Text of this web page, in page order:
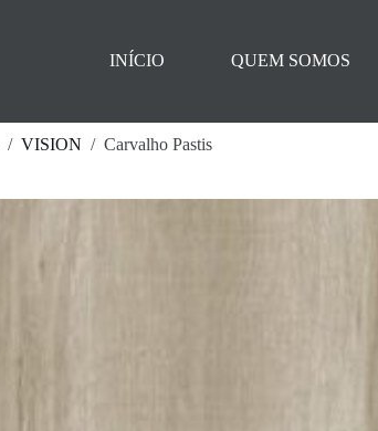
INÍCIO QUEM SOMOS
/ VISION / Carvalho Pastis